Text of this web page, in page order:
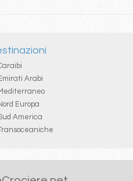
Arabi
Europa
America